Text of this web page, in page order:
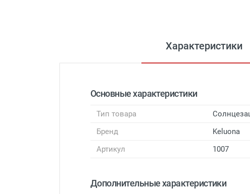
Характеристики
Основные характеристики
Тип товара
Бренд
Keluona
Артикул
1007
Дополнительные характеристики